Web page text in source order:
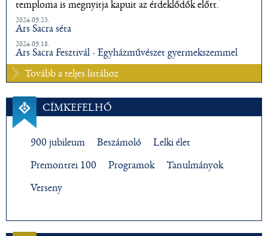
temploma is megnyitja kapuit az érdeklődők előtt.
2024.09.23.
Ars Sacra séta
2024.09.18.
Ars Sacra Fesztivál - Egyházművészet gyermekszemmel
Tovább a teljes listához
CÍMKEFELHŐ
900 jubileum Beszámoló Lelki élet
Premontrei 100 Programok Tanulmányok
Verseny